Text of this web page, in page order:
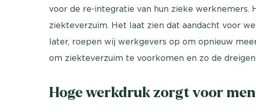
voor de re-integratie van hun zieke werknemers.
ziekteverzuim. Het laat zien dat aandacht voor
later, roepen wij werkgevers op om opnieuw
om ziekteverzuim te voorkomen en zo de
Hoge werkdruk zorgt voor